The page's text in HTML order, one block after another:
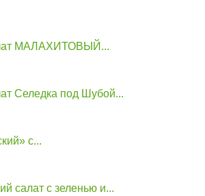
МАЛАХИТОВЫЙ...
Селедка под Шубой...
с...
салат с зеленью и...